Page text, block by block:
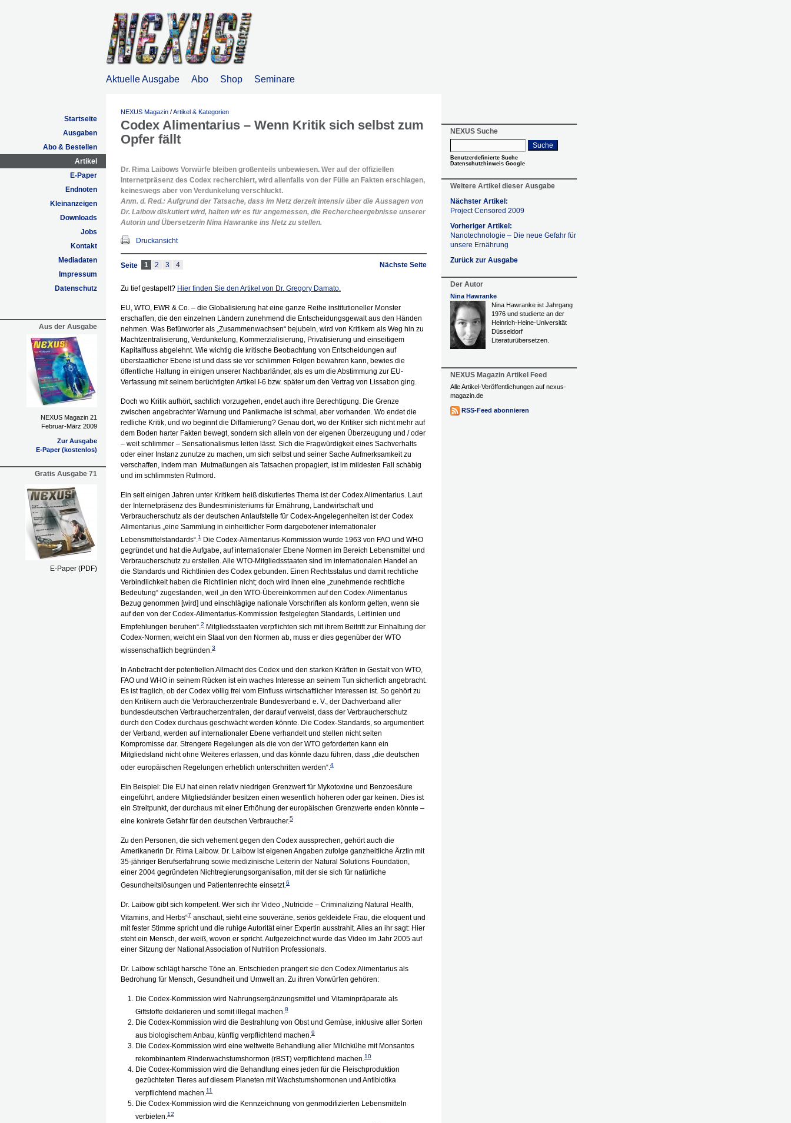
Aktuelle Ausgabe Abo Shop Seminare
Startseite
Ausgaben
Abo & Bestellen
Artikel
E-Paper
Endnoten
Kleinanzeigen
Downloads
Jobs
Kontakt
Mediadaten
Impressum
Datenschutz
Aus der Ausgabe
NEXUS Magazin 21
Februar-März 2009
Zur Ausgabe
E-Paper (kostenlos)
Gratis Ausgabe 71
E-Paper (PDF)
NEXUS Magazin /Artikel & Kategorien
Codex Alimentarius – Wenn Kritik sich selbst zum
Opfer fällt
Dr. Rima Laibows Vorwürfe bleiben großenteils unbewiesen. Wer auf der offiziellen
Internetpräsenz des Codex recherchiert, wird allenfalls von der Fülle an Fakten erschlagen,
keineswegs aber von Verdunkelung verschluckt.
Anm. d. Red.: Aufgrund der Tatsache, dass im Netz derzeit intensiv über die Aussagen von
Dr. Laibow diskutiert wird, halten wir es für angemessen, die Rechercheergebnisse unserer
Autorin und Übersetzerin Nina Hawranke ins Netz zu stellen.
Druckansicht
Nächste Seite
Seite 1 2 3 4
Zu tief gestapelt? Hier finden Sie den Artikel von Dr. Gregory Damato.
EU, WTO, EWR & Co. – die Globalisierung hat eine ganze Reihe institutioneller Monster
erschaffen, die den einzelnen Ländern zunehmend die Entscheidungsgewalt aus den Händen
nehmen. Was Befürworter als „Zusammenwachsen“ bejubeln, wird von Kritikern als Weg hin zu
Machtzentralisierung, Verdunkelung, Kommerzialisierung, Privatisierung und einseitigem
Kapitalfluss abgelehnt. Wie wichtig die kritische Beobachtung von Entscheidungen auf
überstaatlicher Ebene ist und dass sie vor schlimmen Folgen bewahren kann, bewies die
öffentliche Haltung in einigen unserer Nachbarländer, als es um die Abstimmung zur EU-
Verfassung mit seinem berüchtigten Artikel I-6 bzw. später um den Vertrag von Lissabon ging.
Doch wo Kritik aufhört, sachlich vorzugehen, endet auch ihre Berechtigung. Die Grenze
zwischen angebrachter Warnung und Panikmache ist schmal, aber vorhanden. Wo endet die
redliche Kritik, und wo beginnt die Diffamierung? Genau dort, wo der Kritiker sich nicht mehr auf
dem Boden harter Fakten bewegt, sondern sich allein von der eigenen Überzeugung und / oder
– weit schlimmer – Sensationalismus leiten lässt. Sich die Fragwürdigkeit eines Sachverhalts
oder einer Instanz zunutze zu machen, um sich selbst und seiner Sache Aufmerksamkeit zu
verschaffen, indem man Mutmaßungen als Tatsachen propagiert, ist im mildesten Fall schäbig
und im schlimmsten Rufmord.
Ein seit einigen Jahren unter Kritikern heiß diskutiertes Thema ist der Codex Alimentarius. Laut
der Internetpräsenz des Bundesministeriums für Ernährung, Landwirtschaft und
Verbraucherschutz als der deutschen Anlaufstelle für Codex-Angelegenheiten ist der Codex
Alimentarius „eine Sammlung in einheitlicher Form dargebotener internationaler
Lebensmittelstandards“.1
Die Codex-Alimentarius-Kommission wurde 1963 von FAO und WHO
gegründet und hat die Aufgabe, auf internationaler Ebene Normen im Bereich Lebensmittel und
Verbraucherschutz zu erstellen. Alle WTO-Mitgliedsstaaten sind im internationalen Handel an
die Standards und Richtlinien des Codex gebunden. Einen Rechtsstatus und damit rechtliche
Verbindlichkeit haben die Richtlinien nicht; doch wird ihnen eine „zunehmende rechtliche
Bedeutung“ zugestanden, weil „in den WTO-Übereinkommen auf den Codex-Alimentarius
Bezug genommen [wird] und einschlägige nationale Vorschriften als konform gelten, wenn sie
auf den von der Codex-Alimentarius-Kommission festgelegten Standards, Leitlinien und
Empfehlungen beruhen“.2 Mitgliedsstaaten verpflichten sich mit ihrem Beitritt zur Einhaltung der
Codex-Normen; weicht ein Staat von den Normen ab, muss er dies gegenüber der WTO
wissenschaftlich begründen.3
In Anbetracht der potentiellen Allmacht des Codex und den starken Kräften in Gestalt von WTO,
FAO und WHO in seinem Rücken ist ein waches Interesse an seinem Tun sicherlich angebracht.
Es ist fraglich, ob der Codex völlig frei vom Einfluss wirtschaftlicher Interessen ist. So gehört zu
den Kritikern auch die Verbraucherzentrale Bundesverband e. V., der Dachverband aller
bundesdeutschen Verbraucherzentralen, der darauf verweist, dass der Verbraucherschutz
durch den Codex durchaus geschwächt werden könnte. Die Codex-Standards, so argumentiert
der Verband, werden auf internationaler Ebene verhandelt und stellen nicht selten
Kompromisse dar. Strengere Regelungen als die von der WTO geforderten kann ein
Mitgliedsland nicht ohne Weiteres erlassen, und das könnte dazu führen, dass „die deutschen
oder europäischen Regelungen erheblich unterschritten werden“.4
Ein Beispiel: Die EU hat einen relativ niedrigen Grenzwert für Mykotoxine und Benzoesäure
eingeführt, andere Mitgliedsländer besitzen einen wesentlich höheren oder gar keinen. Dies ist
ein Streitpunkt, der durchaus mit einer Erhöhung der europäischen Grenzwerte enden könnte –
eine konkrete Gefahr für den deutschen Verbraucher.5
Zu den Personen, die sich vehement gegen den Codex aussprechen, gehört auch die
Amerikanerin Dr. Rima Laibow. Dr. Laibow ist eigenen Angaben zufolge ganzheitliche Ärztin mit
35-jähriger Berufserfahrung sowie medizinische Leiterin der Natural Solutions Foundation,
einer 2004 gegründeten Nichtregierungsorganisation, mit der sie sich für natürliche
Gesundheitslösungen und Patientenrechte einsetzt.6
Dr. Laibow gibt sich kompetent. Wer sich ihr Video „Nutricide – Criminalizing Natural Health,
Vitamins, and Herbs“7 anschaut, sieht eine souveräne, seriös gekleidete Frau, die eloquent und
mit fester Stimme spricht und die ruhige Autorität einer Expertin ausstrahlt. Alles an ihr sagt: Hier
steht ein Mensch, der weiß, wovon er spricht. Aufgezeichnet wurde das Video im Jahr 2005 auf
einer Sitzung der National Association of Nutrition Professionals.
Dr. Laibow schlägt harsche Töne an. Entschieden prangert sie den Codex Alimentarius als
Bedrohung für Mensch, Gesundheit und Umwelt an. Zu ihren Vorwürfen gehören:
Die Codex-Kommission wird Nahrungsergänzungsmittel und Vitaminpräparate als
Giftstoffe deklarieren und somit illegal machen.8
Die Codex-Kommission wird die Bestrahlung von Obst und Gemüse, inklusive aller Sorten
aus biologischem Anbau, künftig verpflichtend machen.9
Die Codex-Kommission wird eine weltweite Behandlung aller Milchkühe mit Monsantos
rekombinantem Rinderwachstumshormon (rBST) verpflichtend machen.10
Die Codex-Kommission wird die Behandlung eines jeden für die Fleischproduktion
gezüchteten Tieres auf diesem Planeten mit Wachstumshormonen und Antibiotika
verpflichtend machen.11
Die Codex-Kommission wird die Kennzeichnung von genmodifizierten Lebensmitteln
verbieten.12
NEXUS Suche
Suche
Benutzerdefinierte Suche
Datenschutzhinweis Google
Weitere Artikel dieser Ausgabe
Nächster Artikel:
Project Censored 2009
Vorheriger Artikel:
Nanotechnologie – Die neue Gefahr für
unsere Ernährung
Zurück zur Ausgabe
Der Autor
Nina Hawranke
Nina Hawranke ist Jahrgang
1976 und studierte an der
Heinrich-Heine-Universität
Düsseldorf
Literaturübersetzen.
NEXUS Magazin Artikel Feed
Alle Artikel-Veröffentlichungen auf nexus-
magazin.de
RSS-Feed abonnieren